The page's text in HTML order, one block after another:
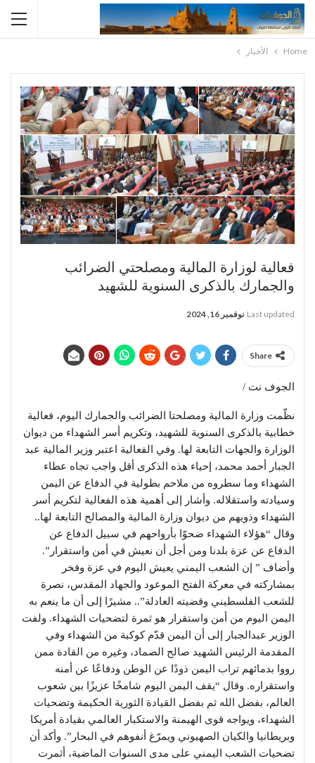
Home الأخبار
فعالية لوزارة المالية ومصلحتي الضرائب
والجمارك بالذكرى السنوية للشهيد
Last updated نوفمبر 16, 2024
Share
الجوف نت /
نظّمت وزارة المالية ومصلحتا الضرائب والجمارك اليوم، فعالية
خطابية بالذكرى السنوية للشهيد، وتكريم أسر الشهداء من ديوان
الوزارة والجهات التابعة لها. وفي الفعالية اعتبر وزير المالية عبد
الجبار أحمد محمد، إحياء هذه الذكرى أقل واجب تجاه عطاء
الشهداء وما سطروه من ملاحم بطولية في الدفاع عن اليمن
وسيادته واستقلاله. وأشار إلى أهمية هذه الفعالية لتكريم أسر
الشهداء وذويهم من ديوان وزارة المالية والمصالح التابعة لها..
وقال “هؤلاء الشهداء ضحوّا بأرواحهم في سبيل الدفاع عن
الدفاع عن عزة بلدنا ومن أجل أن نعيش في أمن واستقرار”.
وأضاف ” إن الشعب اليمني يعيش اليوم في عزة وفخر
بمشاركته في معركة الفتح الموعود والجهاد المقدس، نصرة
للشعب الفلسطيني وقضيته العادلة”.. مشيرًا إلى أن ما ينعم به
اليمن اليوم من أمن واستقرار هو ثمرة لتضحيات الشهداء. ولفت
الوزير عبدالجبار إلى أن اليمن قدّم كوكبة من الشهداء وفي
المقدمة الرئيس الشهيد صالح الصماد، وغيره من القادة ممن
رووا بدمائهم تراب اليمن ذودًا عن الوطن ودفاعًا عن أمنه
واستقراره. وقال “يقف اليمن اليوم شامخًا عزيزًا بين شعوب
العالم، بفضل الله ثم بفضل القيادة الثورية الحكيمة وتضحيات
الشهداء، ويواجه قوى الهيمنة والاستكبار العالمي بقيادة أمريكا
وبريطانيا والكيان الصهيوني ويمرّغ أنفوهم في البحار”. وأكد أن
تضحيات الشعب اليمني على مدى السنوات الماضية، أثمرت